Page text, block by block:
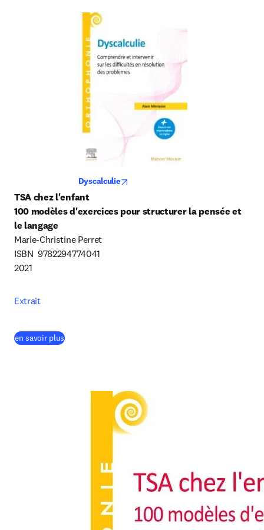
Dyscalculie
TSA chez l'enfant
100 modèles d'exercices pour structurer la pensée et
le langage
Marie-Christine Perret
ISBN  9782294774041
2021
Extrait
en savoir plus(